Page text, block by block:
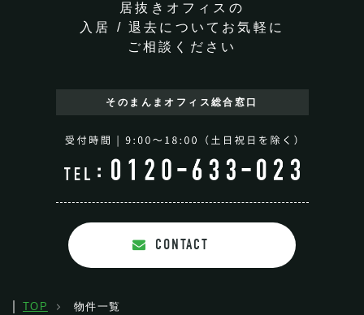
居抜きオフィスの
入居 / 退去についてお気軽に
ご相談ください
そのまんまオフィス 総合窓口
CONTACT
TOP 物件一覧